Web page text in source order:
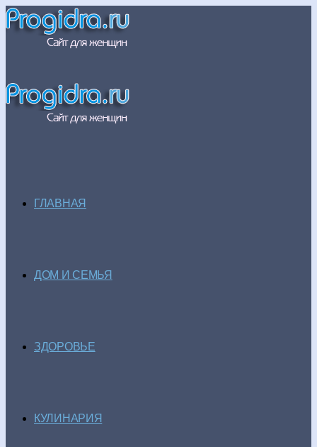
ГЛАВНАЯ
ДОМ И СЕМЬЯ
ЗДОРОВЬЕ
КУЛИНАРИЯ